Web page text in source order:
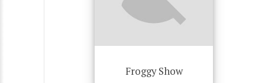
Froggy Show